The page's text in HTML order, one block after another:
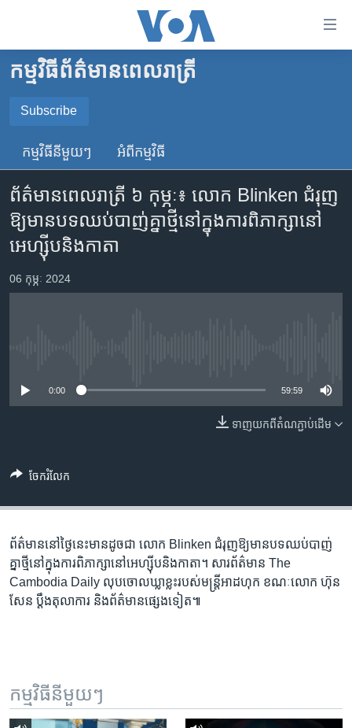
គេហទំព័រ​
ទាក់ទង
រំលង​
ទំព័រ​
ព័ត៌មាន​​
ម្តង
និង​
រំលង​
កាន់​
ស្វែង​
កម្ពុជា
អន្តរជាតិ
ចិន
ហេឡូវីអូអេ
កម្ពុជាច្នៃប្រតិដ្ឋ
ព្រឹត្តិការណ៍ព័ត៌មាន
ទូរទស្សន៍ / វីដេអូ​
កម្មវិធី​ព័ត៌មាន​ពេលរាត្រី
Subscribe
SUBSCRIBE
YouTube Music
Spotify
កម្មវិធី​នីមួយៗ អំពី​កម្មវិធី​
ព័ត៌មានពេលរាត្រី ៦ កុម្ភៈ៖ លោក Blinken ជំរុញ​
ឱ្យ​មាន​បទ​ឈប់បាញ់​គ្នា​ថ្មី​នៅ​ក្នុង​ការ​ពិភាក្សា​នៅ​
អេហ្ស៊ីប​និង​កាតា
06 កុម្ភៈ 2024
0:00 59:59
ទាញ​យក​ពី​តំណភ្ជាប់​ដើម
ចែករំលែក
ព័ត៌មាន​នៅ​ថ្ងៃនេះ​មាន​ដូចជា លោក Blinken ជំរុញ​ឱ្យ​មាន​បទ​ឈប់បាញ់​
គ្នា​ថ្មី​នៅ​ក្នុង​ការ​ពិភាក្សា​នៅ​អេហ្ស៊ីប​និង​កាតា។ សារព័ត៌មាន The
Cambodia Daily លុប​ចោល​ឃ្លា​ខ្លះ​របស់​មន្រ្តី​អាដហុក ខណៈ​លោក ហ៊ុន
សែន ប្តឹង​តុលាការ និង​ព័ត៌មាន​ផ្សេងទៀត៕
កម្មវិធី​នីមួយៗ